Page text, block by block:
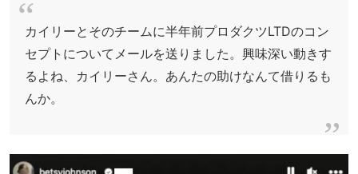
カイリーとそのチームに半年前プロダクツLTDのコン
セプトについてメールを送りました。興味深い動きす
るよね、カイリーさん。あんたの助けなんて借りるも
んか。